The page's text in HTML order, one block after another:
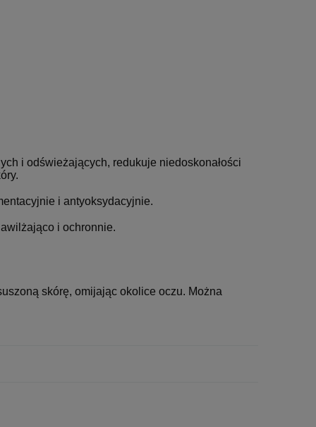
i odświeżających, redukuje niedoskonałości
i antyoksydacyjnie.
i ochronnie.
skórę, omijając okolice oczu. Można